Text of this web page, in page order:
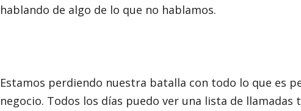
hablando de algo de lo que no hablamos.
Estamos perdiendo nuestra batalla con todo lo que es
negocio. Todos los días puedo ver una lista de llamadas